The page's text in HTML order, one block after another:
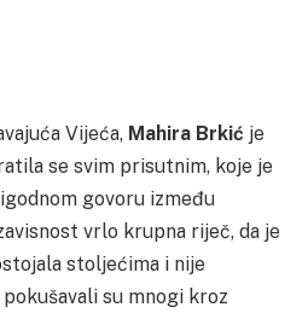
Vijeća, Mahira Brkić je
se svim prisutnim, koje je
govoru između
vrlo krupna riječ, da je
stoljećima i nije
su mnogi kroz